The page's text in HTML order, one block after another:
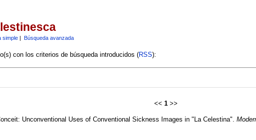
simple| Búsqueda avanzada
con los criterios de búsqueda introducidos (RSS):
<< 1>>
Unconventional Uses of Conventional Sickness Images in "La Celestina".